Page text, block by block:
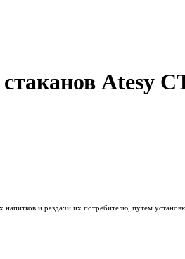
Atesy
и раздачи их потребителю, путем